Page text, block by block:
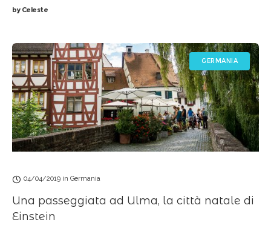
byCeleste
GERMANIA
04/04/2019 in Germania
Una passeggiata ad Ulma, la città natale di
Einstein